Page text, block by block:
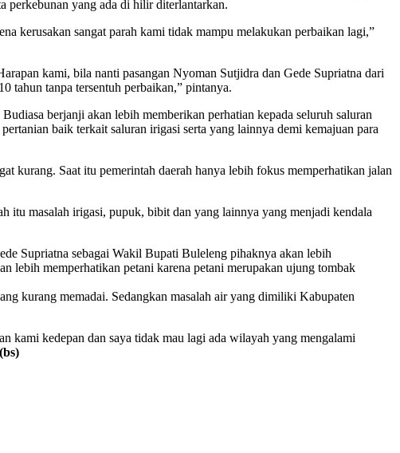
perkebunan yang ada di hilir diterlantarkan.
kerusakan sangat parah kami tidak mampu melakukan perbaikan lagi,”
kami, bila nanti pasangan Nyoman Sutjidra dan Gede Supriatna dari
tahun tanpa tersentuh perbaikan,” pintanya.
berjanji akan lebih memberikan perhatian kepada seluruh saluran
baik terkait saluran irigasi serta yang lainnya demi kemajuan para
kurang. Saat itu pemerintah daerah hanya lebih fokus memperhatikan jalan
itu masalah irigasi, pupuk, bibit dan yang lainnya yang menjadi kendala
Supriatna sebagai Wakil Bupati Buleleng pihaknya akan lebih
lebih memperhatikan petani karena petani merupakan ujung tombak
kurang memadai. Sedangkan masalah air yang dimiliki Kabupaten
kami kedepan dan saya tidak mau lagi ada wilayah yang mengalami
(bs)